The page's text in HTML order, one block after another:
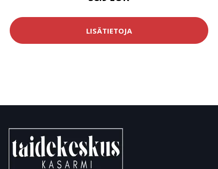
LISÄTIETOJA